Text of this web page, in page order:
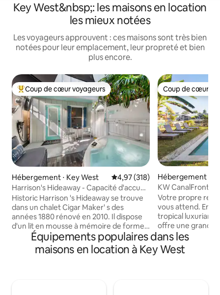
Key West&nbsp;: les maisons en location
les mieux notées
Les voyageurs approuvent : ces maisons sont très bien
notées pour leur emplacement, leur propreté et bien
plus encore.
Coups de cœur voyageurs les plus appréciés
Coup de cœur voyageurs
Hébergement ⋅ Key West Évaluation moyenne sur la
4,97 (318)
Harrison's Hideaway - Capacité d'accueil
jusqu'à 4 personnes, canapé convertible
K & F Sl !
Historic Harrison 's Hideaway se trouve
dans un chalet Cigar Maker' s des
années 1880 rénové en 2010. Il dispose
d'un lit en mousse à mémoire de forme
Pottery Barn de taille K, d'un canapé-lit
complet sur mesure, d'une cuisine
rénovée avec comptoirs en granit, d'une
Coup de cœur
Coup de cœur
Hébergement ⋅
KW CanalFront
amarrage de
Votre propre
vous attend.
tropical luxuriant,
offre une grande
extérieure, un
parfaits pour des
des soirées sous
Équipements populaires dans les
maisons en location à Key West